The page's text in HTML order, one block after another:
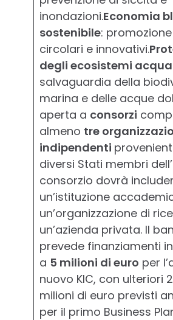
inondazioni.Economia
sostenibile:
circolari e innovativi.
degli ecosistemi
salvaguardia della
marina e delle acque
aperta a consorzi
almeno tre
indipendenti
diversi Stati membri
consorzio dovrà
un’istituzione
un’organizzazione di
un’azienda privata. Il
prevede finanziamenti
a 5 milioni di euro per
nuovo KIC, con ulteriori
milioni di euro previsti
per il primo Business